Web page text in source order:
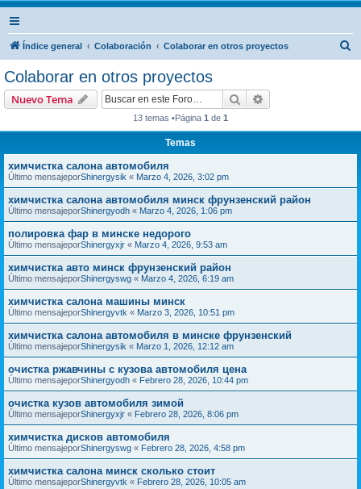
Índice general Colaboración Colaborar en otros proyectos
Colaborar en otros proyectos
Nuevo Tema Buscar
13 temas •Página 1 de 1
Temas
химчистка салона автомобиля
Último mensajeporShinergysik « Marzo 4, 2026, 3:02 pm
химчистка салона автомобиля минск фрунзенский район
Último mensajeporShinergyodh « Marzo 4, 2026, 1:06 pm
полировка фар в минске недорого
Último mensajeporShinergyxjr « Marzo 4, 2026, 9:53 am
химчистка авто минск фрунзенский район
Último mensajeporShinergyswg « Marzo 4, 2026, 6:19 am
химчистка салона машины минск
Último mensajeporShinergyvtk « Marzo 3, 2026, 10:51 pm
химчистка салона автомобиля в минске фрунзенский
Último mensajeporShinergysik « Marzo 1, 2026, 12:12 am
очистка ржавчины с кузова автомобиля цена
Último mensajeporShinergyodh « Febrero 28, 2026, 10:44 pm
очистка кузов автомобиля зимой
Último mensajeporShinergyxjr « Febrero 28, 2026, 8:06 pm
химчистка дисков автомобиля
Último mensajeporShinergyswg « Febrero 28, 2026, 4:58 pm
химчистка салона минск сколько стоит
Último mensajeporShinergyvtk « Febrero 28, 2026, 10:05 am